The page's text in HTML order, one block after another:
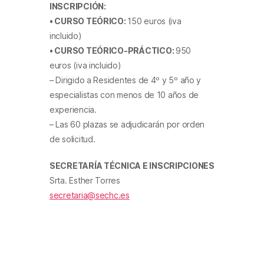
INSCRIPCIÓN:
• CURSO TEÓRICO: 150 euros (iva
incluido)
• CURSO TEÓRICO-PRÁCTICO: 950
euros (iva incluido)
– Dirigido a Residentes de 4º y 5º año y
especialistas con menos de 10 años de
experiencia.
– Las 60 plazas se adjudicarán por orden
de solicitud.
SECRETARÍA TÉCNICA E INSCRIPCIONES
Srta. Esther Torres
secretaria@sechc.es